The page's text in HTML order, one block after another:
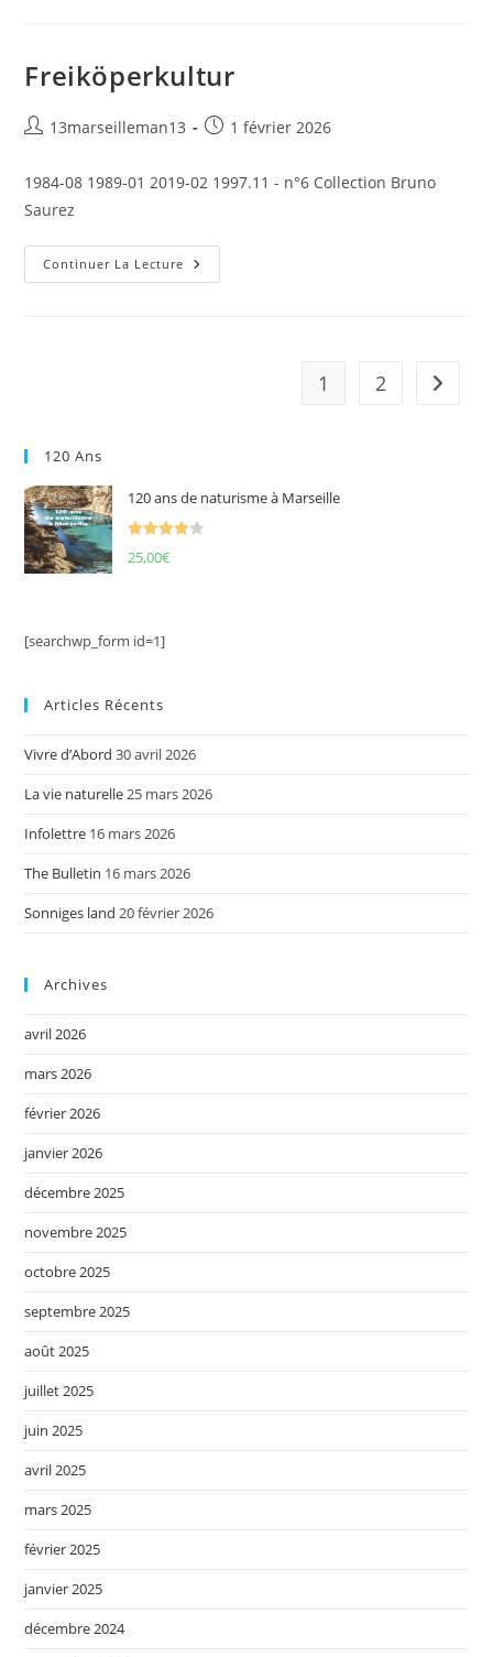
Freiköperkultur
Auteur/autrice
la
publication :
13marseilleman13
Publication
1 février 2026
1984-08 1989-01 2019-02 1997.11 - n°6 Collection Bruno
Saurez
Continuer La Lecture Freiköperkultur
1 2 Aller à
120 Ans
120 ans de naturisme à Marseille
25,00€
[searchwp_form id=1]
Articles Récents
Vivre d’Abord 30 avril 2026
La vie naturelle25 mars 2026
Infolettre 16 mars 2026
The Bulletin 16 mars 2026
Sonniges land 20 février 2026
Archives
avril 2026
mars 2026
février 2026
janvier 2026
décembre 2025
novembre 2025
octobre 2025
septembre 2025
août 2025
juillet 2025
juin 2025
avril 2025
mars 2025
février 2025
janvier 2025
décembre 2024